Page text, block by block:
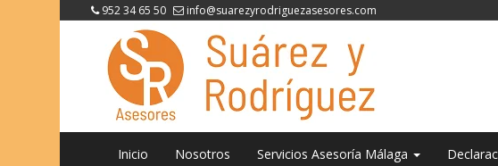
952 34 65 50 info@suarezyrodriguezasesores.com
Inicio Nosotros Servicios Asesoría Málaga